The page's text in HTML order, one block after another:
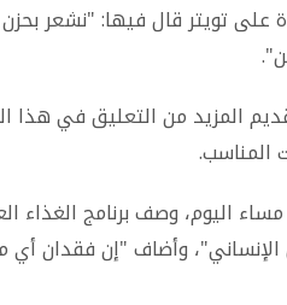
على تويتر قال فيها: "نشعر
المزيد من التعليق في هذا
المناسب.
اليوم، وصف برنامج الغذاء
الإنساني"، وأضاف "إن فقدان